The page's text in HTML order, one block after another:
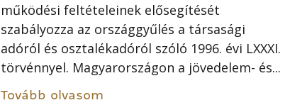
működési feltételeinek elősegítését
szabályozza az országgyűlés a társasági
adóról és osztalékadóról szóló 1996. évi LXXXI.
törvénnyel. Magyarországon a jövedelem- és...
Tovább olvasom